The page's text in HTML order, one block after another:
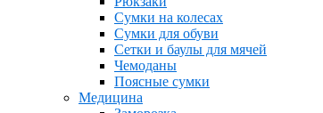
Сумки на колесах
Сумки для обуви
Сетки и баулы для мячей
Чемоданы
Поясные сумки
Медицина